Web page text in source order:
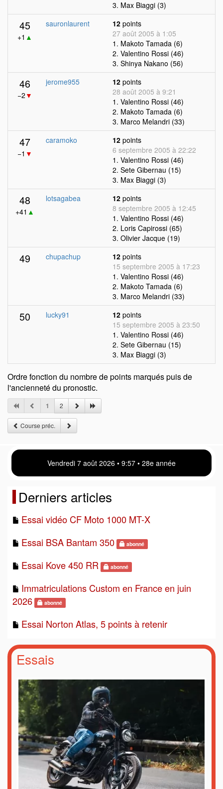
3. Max Biaggi (3)
45
+1 ▲
sauronlaurent 12 points
27 août 2005 à 1:05
1. Makoto Tamada (6)
2. Valentino Rossi (46)
3. Shinya Nakano (56)
46
−2 ▼
jerome955 12 points
28 août 2005 à 9:21
1. Valentino Rossi (46)
2. Makoto Tamada (6)
3. Marco Melandri (33)
47
−1 ▼
caramoko 12 points
6 septembre 2005 à 22:22
1. Valentino Rossi (46)
2. Sete Gibernau (15)
3. Max Biaggi (3)
48
+41 ▲
lotsagabea 12 points
8 septembre 2005 à 12:45
1. Valentino Rossi (46)
2. Loris Capirossi (65)
3. Olivier Jacque (19)
49 chupachup 12 points
15 septembre 2005 à 17:23
1. Valentino Rossi (46)
2. Makoto Tamada (6)
3. Marco Melandri (33)
50 lucky91 12 points
15 septembre 2005 à 23:50
1. Valentino Rossi (46)
2. Sete Gibernau (15)
3. Max Biaggi (3)
Ordre fonction du nombre de points marqués puis de
l'ancienneté du pronostic.
1 2
Course préc.
Vendredi 7 août 2026 • 9 57 • 28e année
Derniers articles
Essai vidéo CF Moto 1000 MT-X
Essai BSA Bantam 350
abonné
Essai Kove 450 RR abonné
Immatriculations Custom en France en juin
2026
abonné
Essai Norton Atlas, 5 points à retenir
Essais